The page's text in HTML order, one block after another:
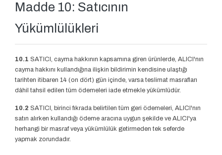
Madde 10: Satıcının
Yükümlülükleri
10.1 SATICI, cayma hakkının kapsamına giren ürünlerde, ALICI'nın
cayma hakkını kullandığına ilişkin bildirimin kendisine ulaştığı
tarihten itibaren 14 (on dört) gün içinde, varsa teslimat masrafları
dâhil tahsil edilen tüm ödemeleri iade etmekle yükümlüdür.
10.2 SATICI, birinci fıkrada belirtilen tüm geri ödemeleri, ALICI'nın
satın alırken kullandığı ödeme aracına uygun şekilde ve ALICI'ya
herhangi bir masraf veya yükümlülük getirmeden tek seferde
yapmak zorundadır.